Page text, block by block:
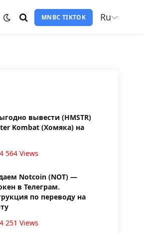
MNBC TIKTOK Ru
вывести (HMSTR)
Kombat (Хомяка) на
564 Views
Notcoin (NOT) —
в Телеграм.
по переводу на
251 Views